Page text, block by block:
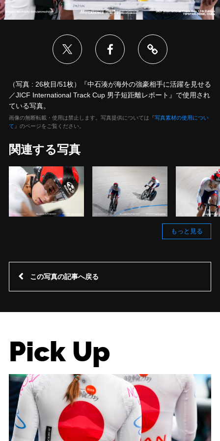
（写真 : 26枚目/51枚）『中石湊が海外の強豪相手に活躍を見せる
／JICF International Track Cup 男子短距離レポート』で使用され
ている写真。
画像の無断転載・使用は禁止します。写真提供については『写真素材の使用につい
て 』のページをご覧ください。
関連する写真
もっと見る
この写真の記事へ戻る
Pick Up